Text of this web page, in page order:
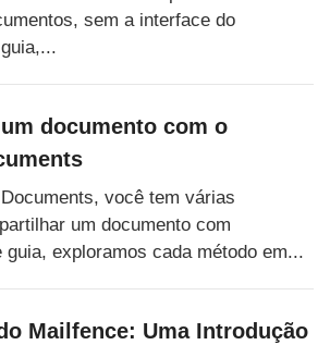
sem a interface do
documento com o
você tem várias
um documento com
exploramos cada método em...
Mailfence: Uma Introdução